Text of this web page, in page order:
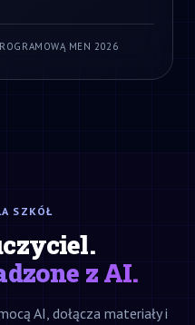
MEN 2026
SZKÓŁ
z AI.
AI, dołącza materiały i